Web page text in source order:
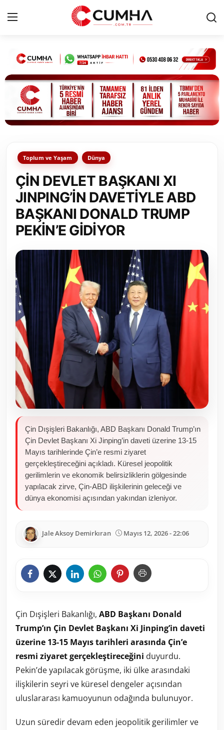
Kurumsal
Cumhurbaşkanlığı
Bakanlıklar
Siyasi Partiler
Yerel Yönetimler
Mülki İdare
Toplum ve Yaşam
Sivil Toplum Kuruluşları
Kamu Kurumları ve Üst Kurullar
Resmi Reklamlar
Toplum ve Yaşam Dünya
ÇİN DEVLET BAŞKANI XI
JINPING’İN DAVETİYLE ABD
BAŞKANI DONALD TRUMP
PEKİN’E GİDİYOR
Çin Dışişleri Bakanlığı, ABD Başkanı Donald Trump’ın
Çin Devlet Başkanı Xi Jinping’in daveti üzerine 13-15
Mayıs tarihlerinde Çin’e resmi ziyaret
gerçekleştireceğini açıkladı. Küresel jeopolitik
gerilimlerin ve ekonomik belirsizliklerin gölgesinde
yapılacak zirve, Çin-ABD ilişkilerinin geleceği ve
dünya ekonomisi açısından yakından izleniyor.
Jale Aksoy Demirkıran Mayıs 12, 2026 - 22:06
Çin Dışişleri Bakanlığı, ABD Başkanı Donald
Trump’ın Çin Devlet Başkanı Xi Jinping’in daveti
üzerine 13-15 Mayıs tarihleri arasında Çin’e
resmi ziyaret gerçekleştireceğini duyurdu.
Pekin’de yapılacak görüşme, iki ülke arasındaki
ilişkilerin seyri ve küresel dengeler açısından
uluslararası kamuoyunun odağında bulunuyor.
Uzun süredir devam eden jeopolitik gerilimler ve